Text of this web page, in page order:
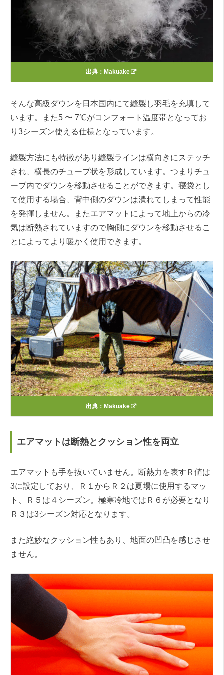
出典： Makuake
そんな高級ダウンを日本国内にて縫製し羽毛を充填して
います。また5 〜 7℃がコンフォート温度帯となってお
り3シーズン使える仕様となっています。
縫製方法にも特徴があり縫製ラインは横向きにステッチ
され、横長のチューブ状を形成しています。つまりチュ
ーブ内でダウンを移動させることができます。寝袋とし
て使用する場合、背中側のダウンは潰れてしまって性能
を発揮しません。またエアマットによって地上からの冷
気は断熱されていますので胸側にダウンを移動させるこ
とによってより暖かく使用できます。
出典： Makuake
エアマットは断熱とクッション性を両立
エアマットも手を抜いていません。断熱力を表すＲ値は
3に設定しており、Ｒ１からＲ２は夏場に使用するマッ
ト、Ｒ５は４シーズン。極寒冷地ではＲ６が必要となり
Ｒ３は3シーズン対応となります。
また絶妙なクッション性もあり、地面の凹凸を感じさせ
ません。